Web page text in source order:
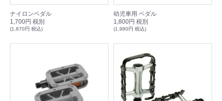
ナイロンペダル
1,700円 税別
(1,870円 税込)
幼児車用 ペダル
1,800円 税別
(1,980円 税込)